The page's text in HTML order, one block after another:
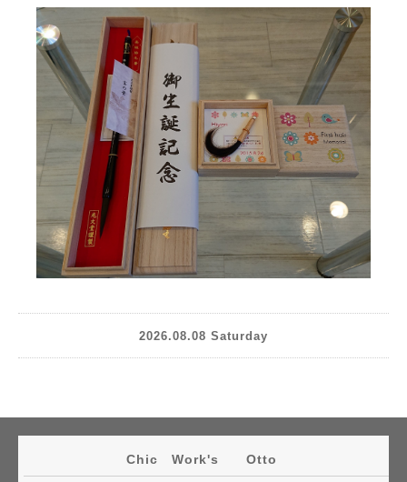
2026.08.08 Saturday
Chic Work's Otto